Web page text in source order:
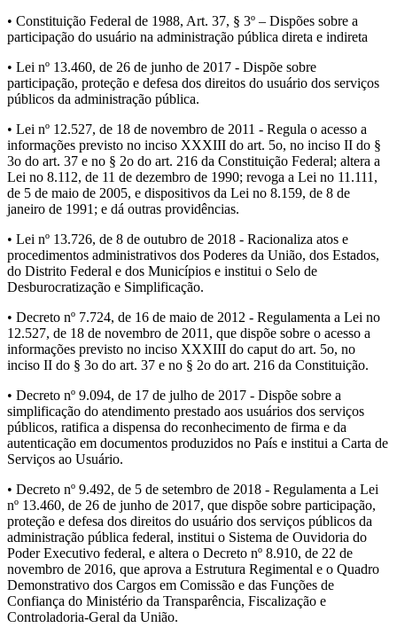
• Constituição Federal de 1988, Art. 37, § 3º – Dispões sobre a
participação do usuário na administração pública direta e indireta
• Lei nº 13.460, de 26 de junho de 2017 - Dispõe sobre
participação, proteção e defesa dos direitos do usuário dos serviços
públicos da administração pública.
• Lei nº 12.527, de 18 de novembro de 2011 - Regula o acesso a
informações previsto no inciso XXXIII do art. 5o, no inciso II do §
3o do art. 37 e no § 2o do art. 216 da Constituição Federal; altera a
Lei no 8.112, de 11 de dezembro de 1990; revoga a Lei no 11.111,
de 5 de maio de 2005, e dispositivos da Lei no 8.159, de 8 de
janeiro de 1991; e dá outras providências.
• Lei nº 13.726, de 8 de outubro de 2018 - Racionaliza atos e
procedimentos administrativos dos Poderes da União, dos Estados,
do Distrito Federal e dos Municípios e institui o Selo de
Desburocratização e Simplificação.
• Decreto nº 7.724, de 16 de maio de 2012 - Regulamenta a Lei no
12.527, de 18 de novembro de 2011, que dispõe sobre o acesso a
informações previsto no inciso XXXIII do caput do art. 5o, no
inciso II do § 3o do art. 37 e no § 2o do art. 216 da Constituição.
• Decreto nº 9.094, de 17 de julho de 2017 - Dispõe sobre a
simplificação do atendimento prestado aos usuários dos serviços
públicos, ratifica a dispensa do reconhecimento de firma e da
autenticação em documentos produzidos no País e institui a Carta de
Serviços ao Usuário.
• Decreto nº 9.492, de 5 de setembro de 2018 - Regulamenta a Lei
nº 13.460, de 26 de junho de 2017, que dispõe sobre participação,
proteção e defesa dos direitos do usuário dos serviços públicos da
administração pública federal, institui o Sistema de Ouvidoria do
Poder Executivo federal, e altera o Decreto nº 8.910, de 22 de
novembro de 2016, que aprova a Estrutura Regimental e o Quadro
Demonstrativo dos Cargos em Comissão e das Funções de
Confiança do Ministério da Transparência, Fiscalização e
Controladoria-Geral da União.